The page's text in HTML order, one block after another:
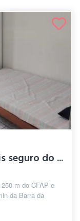
seguro do ...
m do CFAP e
da Barra da